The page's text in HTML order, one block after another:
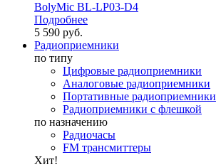
BolyMic BL-LP03-D4
Подробнее
5 590 руб.
Радиоприемники
по типу
Цифровые радиоприемники
Аналоговые радиоприемники
Портативные радиоприемники
Радиоприемники с флешкой
по назначению
Радиочасы
FM трансмиттеры
Хит!